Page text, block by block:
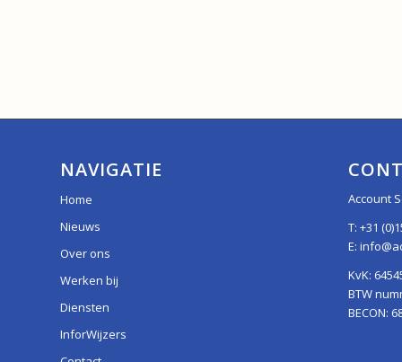
NAVIGATIE
Home
Nieuws
Over ons
Werken bij
Diensten
InforWijzers
Account
T: +31
E:
KvK:
BTW
BECON: